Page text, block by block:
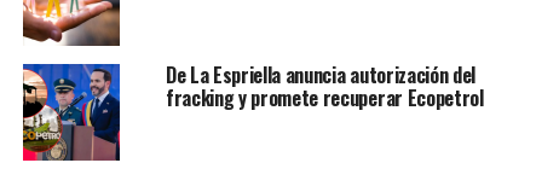
De La Espriella anuncia autorización del
fracking y promete recuperar Ecopetrol